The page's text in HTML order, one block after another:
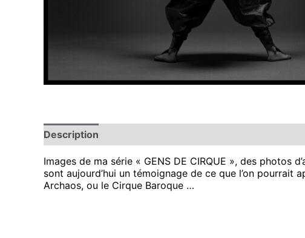
Description
Images de ma série « GENS DE CIRQUE », des
sont aujourd’hui un témoignage de ce que l’on pourrait
Archaos, ou le Cirque Baroque …